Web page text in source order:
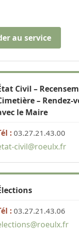
au service
Civil –
– Rendez-
le Maire
: 03.27.21.43.00
civil@roeulx.fr
: 03.27.21.43.06